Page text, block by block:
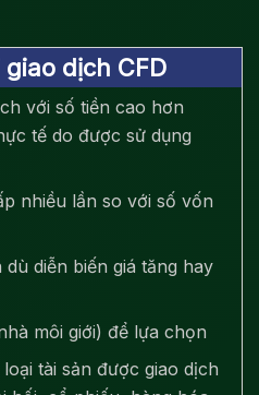
dịch CFD
với số tiền cao hơn
tế do được sử dụng
nhiều lần so với số vốn
diễn biến giá tăng hay
môi giới) để lựa chọn
tài sản được giao dịch